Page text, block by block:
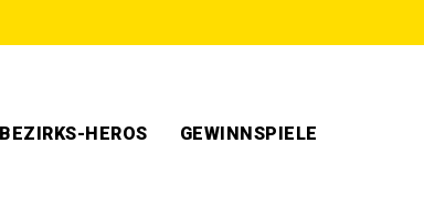
BEZIRKS-HEROS GEWINNSPIELE